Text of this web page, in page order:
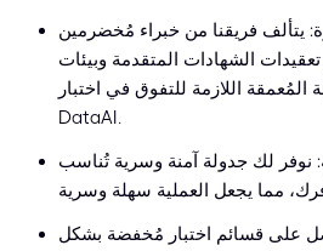
يتألف فريقنا من خبراء مُخضرمين
الشهادات المتقدمة وبيئات
المُعمقة اللازمة للتفوق في اختبار
DataAI.
نوفر لك جدولة آمنة وسرية تُناسب
على قسائم اختبار مُخفضة بشكل